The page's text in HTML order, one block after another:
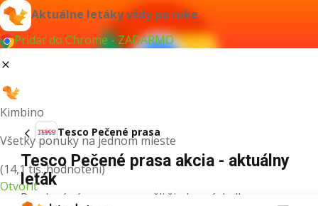
Aktuálne letáky vždy po ruke
Pridať do Chrome - ZADARMO
Kimbino
Všetky ponuky na jednom mieste
(14,1 tis. hodnotení)
Otvoriť
Tesco Pečené prasa
Tesco Pečené prasa akcia - aktuálny
leták
Pre daný výraz sme nenašli žiadne výsledky.